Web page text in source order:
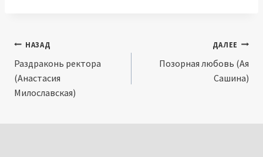
Навигация
по
записям
НАЗАД
Раздраконь ректора
(Анастасия
Милославская)
ДАЛЕЕ
Позорная любовь (Ая
Сашина)